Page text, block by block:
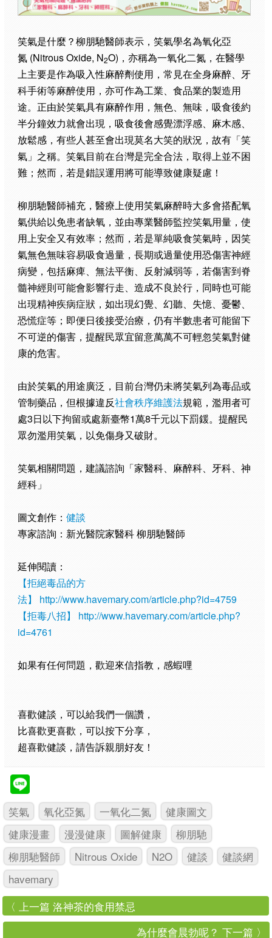
笑氣是什麼？柳朋馳醫師表示，笑氣學名為氧化亞
氮 (Nitrous Oxide, N2O)，亦稱為一氧化二氮，在醫學
上主要是作為吸入性麻醉劑使用，常見在全身麻醉、牙
科手術等麻醉使用，亦可作為工業、食品業的製造用
途。正由於笑氣具有麻醉作用，無色、無味，吸食後約
半分鐘效力就會出現，吸食後會感覺漂浮感、麻木感、
放鬆感，有些人甚至會出現莫名大笑的狀況，故有「笑
氣」之稱。笑氣目前在台灣是完全合法，取得上並不困
難；然而，若是錯誤運用將可能導致健康疑慮！
柳朋馳醫師補充，醫療上使用笑氣麻醉時大多會搭配氧
氣供給以免患者缺氧，並由專業醫師監控笑氣用量，使
用上安全又有效率；然而，若是單純吸食笑氣時，因笑
氣無色無味容易吸食過量，長期或過量使用恐傷害神經
病變，包括麻痺、無法平衡、反射減弱等，若傷害到脊
髓神經則可能會影響行走、造成不良於行，同時也可能
出現精神疾病症狀，如出現幻覺、幻聽、失憶、憂鬱、
恐慌症等；即便日後接受治療，仍有半數患者可能留下
不可逆的傷害，提醒民眾宜留意萬萬不可輕忽笑氣對健
康的危害。
由於笑氣的用途廣泛，目前台灣仍未將笑氣列為毒品或
管制藥品，但根據違反社會秩序維護法規範，濫用者可
處3日以下拘留或處新臺幣1萬8千元以下罰鍰。提醒民
眾勿濫用笑氣，以免傷身又破財。
笑氣相關問題，建議諮詢「家醫科、麻醉科、牙科、神
經科」
圖文創作： 健談
專家諮詢：新光醫院家醫科 柳朋馳醫師
延伸閱讀：
【拒絕毒品的方
法】
http://www.havemary.com/article.php?id=4759
【拒毒八招】
http://www.havemary.com/article.php?
id=4761
如果有任何問題，歡迎來信指教，感蝦哩
喜歡健談，可以給我們一個讚，
比喜歡更喜歡，可以按下分享，
超喜歡健談，請告訴親朋好友！
笑氣 氧化亞氮 一氧化二氮
健康圖文
健康漫畫
漫漫健康 圖解健康
柳朋馳
柳朋馳醫師
Nitrous Oxide N2O 健談
健談網
havemary
〈 上一篇 洛神茶的食用禁忌
為什麼會晨勃呢？ 下一篇 〉